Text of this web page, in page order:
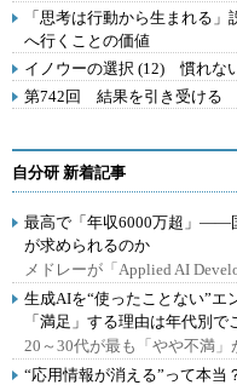
「思考は行動から生まれる
へ行くことの価値
イノウーの選択 (12) 慣れな
第742回 結果を引き受ける
自分研 新着記事
最高で「年収6000万超」――
が求められるのか
メドレーが「Applied AI
生成AIを“使ったことない”
「満足」する理由は年代別で
20～30代が最も「やや不満」
“応用情報が消える”って本